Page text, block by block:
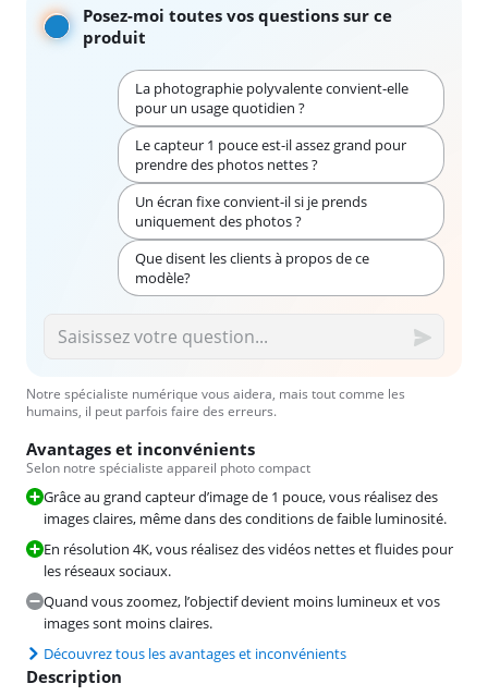
Posez-moi toutes vos questions sur ce
produit
La photographie polyvalente convient-elle
pour un usage quotidien ?
Le capteur 1 pouce est-il assez grand pour
prendre des photos nettes ?
Un écran fixe convient-il si je prends
uniquement des photos ?
Que disent les clients à propos de ce
modèle?
Notre spécialiste numérique vous aidera, mais tout comme les
humains, il peut parfois faire des erreurs.
Avantages et inconvénients
Selon notre spécialiste appareil photo compact
Grâce au grand capteur d’image de 1 pouce, vous réalisez des
images claires, même dans des conditions de faible luminosité.
En résolution 4K, vous réalisez des vidéos nettes et fluides pour
les réseaux sociaux.
Quand vous zoomez, l’objectif devient moins lumineux et vos
images sont moins claires.
Découvrez tous les avantages et inconvénients
Description